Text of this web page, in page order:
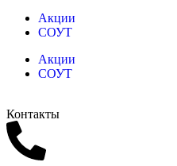
Акции
СОУТ
Акции
СОУТ
Контакты